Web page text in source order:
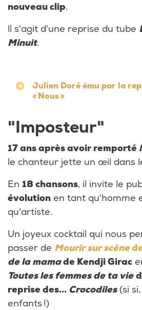
nouveau clip.
ll s'agit d'une reprise du tube
Minuit.
Julien Doré ému par la
« Nous »
"Imposteur"
17 ans après avoir remporté
le chanteur jette un œil dans
En 18 chansons, il invite le
évolution en tant qu'homme
qu'artiste.
Un joyeux cocktail qui nous
passer de Mourir sur scène
de la mamade Kendji Girac
Toutes les femmes de ta vie
reprise des... Crocodiles (si
enfants !)